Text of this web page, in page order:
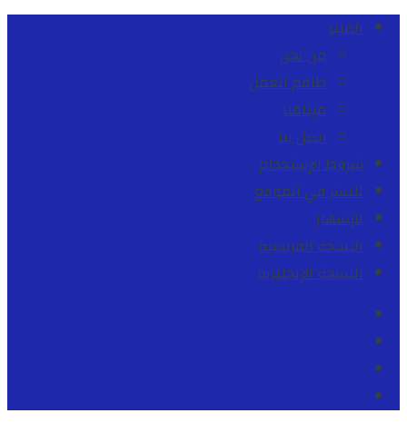
المنبر
من نحن
طاقم العمل
ميثاقنا
اتصل بنا
شروط الإستخدام
للنشر في الموقع
للإشهار
النسخة الفرنسية
النسخة الإنجليزية